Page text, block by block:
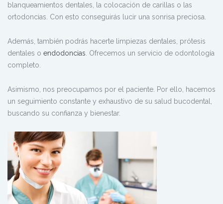
blanqueamientos dentales, la colocación de carillas o las
ortodoncias. Con esto conseguirás lucir una sonrisa preciosa.
Además, también podrás hacerte limpiezas dentales, prótesis
dentales o endodoncias . Ofrecemos un servicio de odontología
completo.
Asimismo, nos preocupamos por el paciente. Por ello, hacemos
un seguimiento constante y exhaustivo de su salud bucodental,
buscando su confianza y bienestar.